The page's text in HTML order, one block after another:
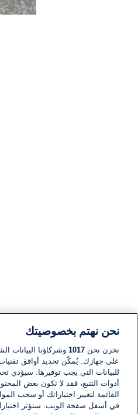
نحن نهتم بخصوصيتك
نخزن نحن 1017 وشركاؤنا البيانات
على جهازك. يُمكّن تحديد أوافق
للبيانات التي يجب توفيرها. سيؤدي
أدوات التتبع، فقد لا تكون بعض
القائمة لتغيير اختياراتك أو سحب
في أسفل صفحة الويب. ستؤثر